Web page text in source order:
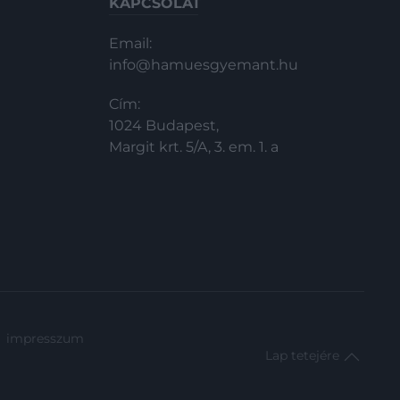
Email:
info@hamuesgyemant.hu
Cím:
1024 Budapest,
Margit krt. 5/A, 3. em. 1. a
impresszum
Lap tetejére